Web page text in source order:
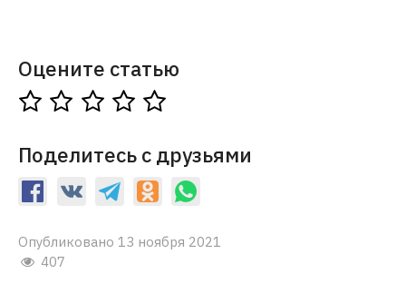
Оцените статью
Поделитесь с друзьями
Опубликовано 13 ноября 2021
407